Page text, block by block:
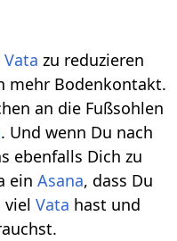
Vata zu reduzieren
mehr Bodenkontakt.
an die Fußsohlen
. Und wenn Du nach
ebenfalls Dich zu
einAsana, dass Du
vielVata hast und